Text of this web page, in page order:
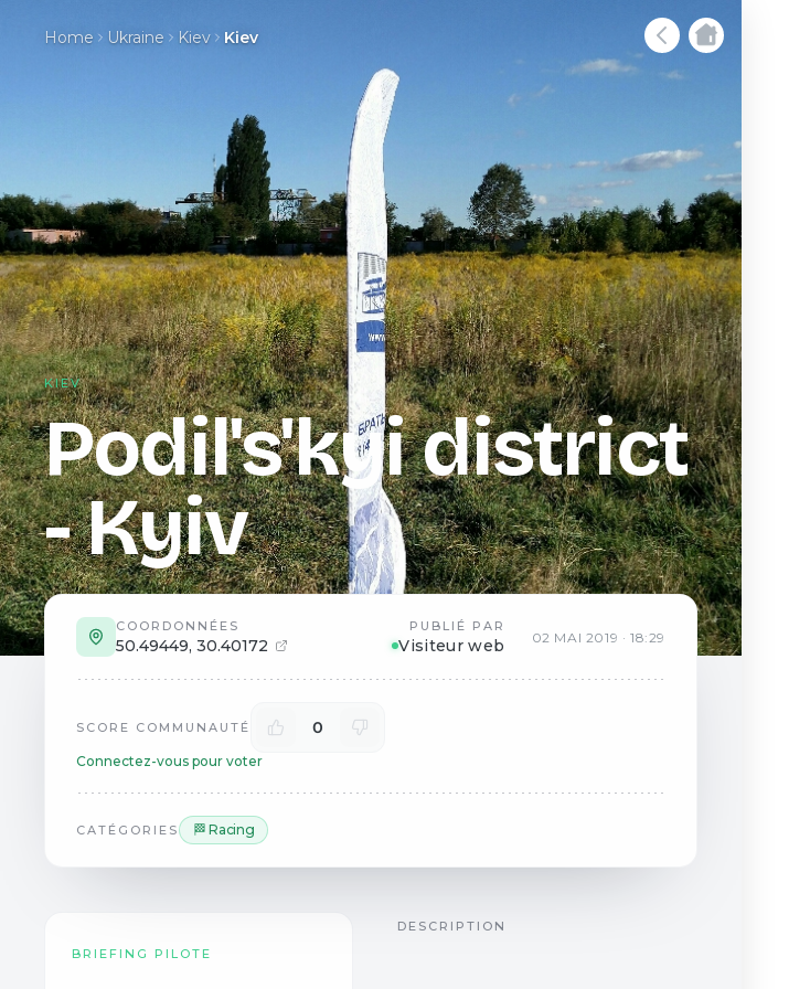
Home Ukraine Kiev Kiev
KIEV
Podil's'kyi district
- Kyiv
COORDONNÉES
50.49449, 30.40172
PUBLIÉ PAR
Visiteur web 02 MAI 2019 · 18:29
SCORE COMMUNAUTÉ 0
Connectez-vous pour voter
CATÉGORIES 🏁 Racing
BRIEFING PILOTE
DESCRIPTION